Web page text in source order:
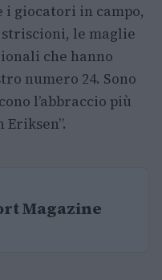
i giocatori in campo,
le maglie
che hanno
numero 24. Sono
l’abbraccio più
Magazine